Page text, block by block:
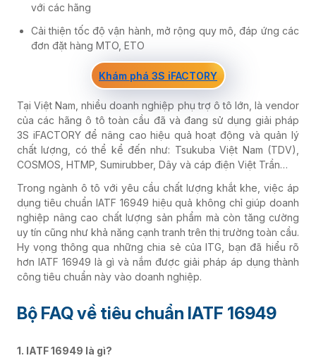
với các hãng
Cải thiện tốc độ vận hành, mở rộng quy mô, đáp ứng các
đơn đặt hàng MTO, ETO
Khám phá 3S iFACTORY
Tại Việt Nam, nhiều doanh nghiệp phụ trợ ô tô lớn, là vendor
của các hãng ô tô toàn cầu đã và đang sử dụng giải pháp
3S iFACTORY để nâng cao hiệu quả hoạt động và quản lý
chất lượng, có thể kể đến như: Tsukuba Việt Nam (TDV),
COSMOS, HTMP, Sumirubber, Dây và cáp điện Việt Trần…
Trong ngành ô tô với yêu cầu chất lượng khắt khe, việc áp
dụng tiêu chuẩn IATF 16949 hiệu quả không chỉ giúp doanh
nghiệp nâng cao chất lượng sản phẩm mà còn tăng cường
uy tín cũng như khả năng cạnh tranh trên thị trường toàn cầu.
Hy vọng thông qua những chia sẻ của ITG, bạn đã hiểu rõ
hơn IATF 16949 là gì và nắm được giải pháp áp dụng thành
công tiêu chuẩn này vào doanh nghiệp.
Bộ FAQ về tiêu chuẩn IATF 16949
1. IATF 16949 là gì?